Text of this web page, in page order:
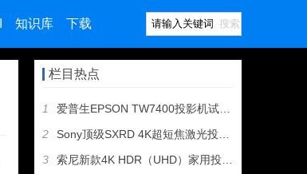
知识库 下载 搜索
栏目热点
1
爱普生EPSON TW7400投影机试用评测
2
Sony顶级SXRD 4K超短焦激光投影机VPL-GTZ1开
3
索尼新款4K HDR（UHD）家用投影机VW278投影机评测